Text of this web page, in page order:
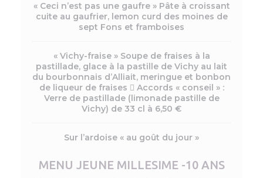
« Ceci n’est pas une gaufre » Pâte à croissant
cuite au gaufrier, lemon curd des moines de
sept Fons et framboises
« Vichy-fraise » Soupe de fraises à la
pastillade, glace à la pastille de Vichy au lait
du bourbonnais d’Alliait, meringue et bonbon
de liqueur de fraises  Accords « conseil » :
Verre de pastillade (limonade pastille de
Vichy) de 33 cl à 6,50 €
Sur l’ardoise « au goût du jour »
MENU JEUNE MILLESIME -10 ANS